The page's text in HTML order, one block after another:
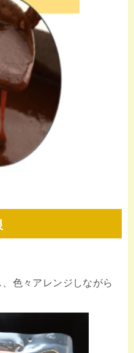
色々アレンジしながら